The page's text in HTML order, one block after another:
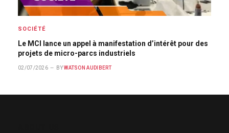
SOCIÉTÉ
Le MCI lance un appel à manifestation d’intérêt pour des
projets de micro-parcs industriels
02/07/2026 BY WATSON AUDIBERT